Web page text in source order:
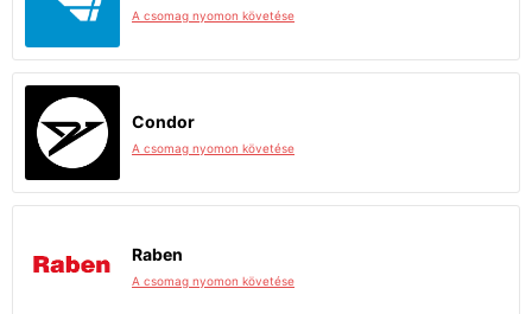
A csomag nyomon követése
Condor
A csomag nyomon követése
Raben
A csomag nyomon követése